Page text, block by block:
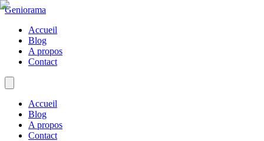
Geniorama
Accueil
Blog
A propos
Contact
Accueil
Blog
A propos
Contact